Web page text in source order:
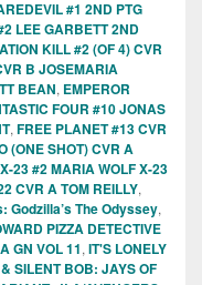
#1 2ND PTG
LEE GARBETT 2ND
KILL #2 (OF 4) CVR
B JOSEMARIA
BEAN, EMPEROR
FOUR #10 JONAS
, FREE PLANET #13 CVR
(ONE SHOT) CVR A
23 #2 MARIA WOLF X-23
CVR A TOM REILLY,
Godzilla’s The Odyssey,
PIZZA DETECTIVE
GN VOL 11, IT'S LONELY
SILENT BOB: JAYS OF